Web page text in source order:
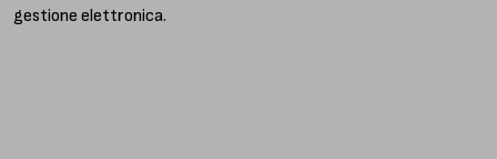
gestione elettronica.